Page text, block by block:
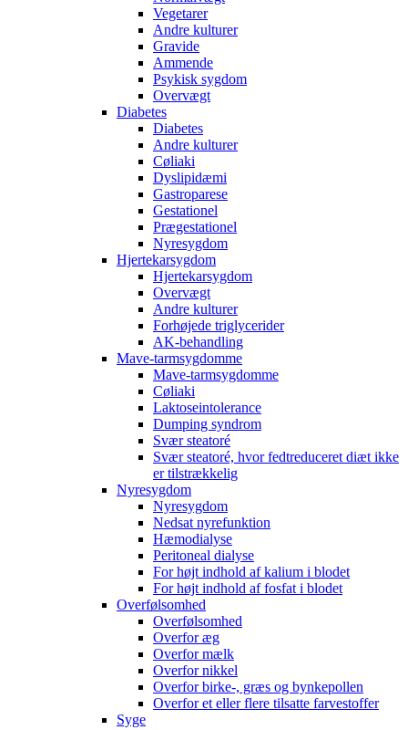
Vegetarer
Andre kulturer
Gravide
Ammende
Psykisk sygdom
Overvægt
Diabetes
Diabetes
Andre kulturer
Cøliaki
Dyslipidæmi
Gastroparese
Gestationel
Prægestationel
Nyresygdom
Hjertekarsygdom
Hjertekarsygdom
Overvægt
Andre kulturer
Forhøjede triglycerider
AK-behandling
Mave-tarmsygdomme
Mave-tarmsygdomme
Cøliaki
Laktoseintolerance
Dumping syndrom
Svær steatoré
Svær steatoré, hvor fedtreduceret diæt ikke
er tilstrækkelig
Nyresygdom
Nyresygdom
Nedsat nyrefunktion
Hæmodialyse
Peritoneal dialyse
For højt indhold af kalium i blodet
For højt indhold af fosfat i blodet
Overfølsomhed
Overfølsomhed
Overfor æg
Overfor mælk
Overfor nikkel
Overfor birke-, græs og bynkepollen
Overfor et eller flere tilsatte farvestoffer
Syge